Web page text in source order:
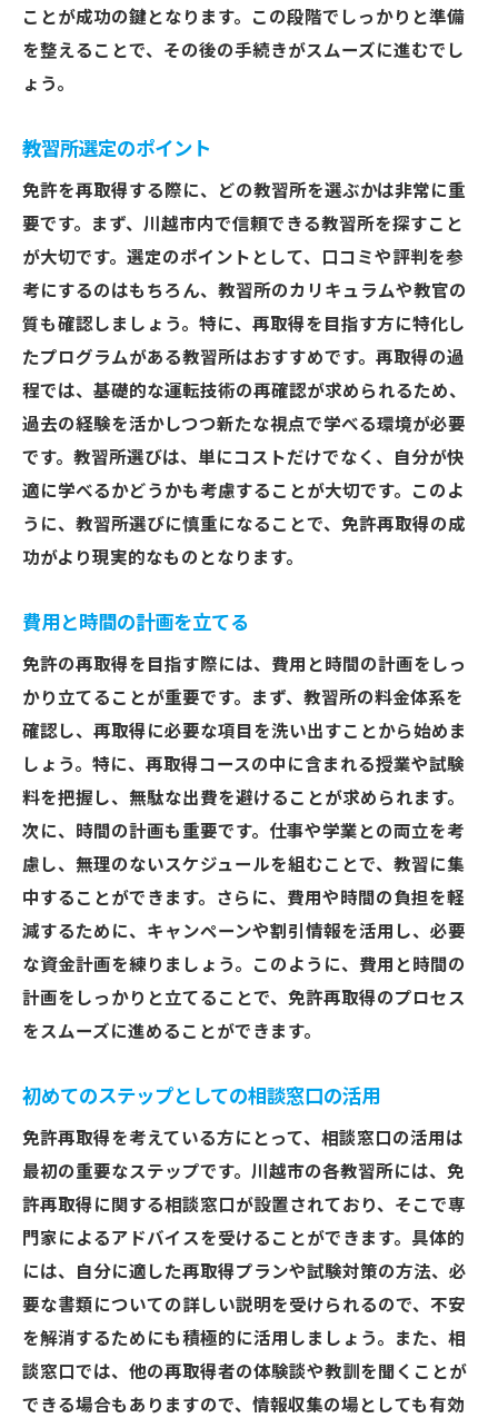
モチベーションを保つためのヒント
効率的な学習方法の見つけ方
新しい交通手段としての免許活用
川越市でのドライブスポット紹介
通勤通学の選択肢を広げる
地域でのイベント参加で広がる交流
新しいライフスタイルの提案
川越市での免許再取得完了後に得られる新生活
行動範囲が広がるメリット
家族や友人との時間を増やす
日常生活の充実と効率化
免許取得がもたらす自信と自由
ことが成功の鍵となります。この段階でしっかりと準備
を整えることで、その後の手続きがスムーズに進むでし
ょう。
教習所選定のポイント
免許を再取得する際に、どの教習所を選ぶかは非常に重
要です。まず、川越市内で信頼できる教習所を探すこと
が大切です。選定のポイントとして、口コミや評判を参
考にするのはもちろん、教習所のカリキュラムや教官の
質も確認しましょう。特に、再取得を目指す方に特化し
たプログラムがある教習所はおすすめです。再取得の過
程では、基礎的な運転技術の再確認が求められるため、
過去の経験を活かしつつ新たな視点で学べる環境が必要
です。教習所選びは、単にコストだけでなく、自分が快
適に学べるかどうかも考慮することが大切です。このよ
うに、教習所選びに慎重になることで、免許再取得の成
功がより現実的なものとなります。
費用と時間の計画を立てる
免許の再取得を目指す際には、費用と時間の計画をしっ
かり立てることが重要です。まず、教習所の料金体系を
確認し、再取得に必要な項目を洗い出すことから始めま
しょう。特に、再取得コースの中に含まれる授業や試験
料を把握し、無駄な出費を避けることが求められます。
次に、時間の計画も重要です。仕事や学業との両立を考
慮し、無理のないスケジュールを組むことで、教習に集
中することができます。さらに、費用や時間の負担を軽
減するために、キャンペーンや割引情報を活用し、必要
な資金計画を練りましょう。このように、費用と時間の
計画をしっかりと立てることで、免許再取得のプロセス
をスムーズに進めることができます。
初めてのステップとしての相談窓口の活用
免許再取得を考えている方にとって、相談窓口の活用は
最初の重要なステップです。川越市の各教習所には、免
許再取得に関する相談窓口が設置されており、そこで専
門家によるアドバイスを受けることができます。具体的
には、自分に適した再取得プランや試験対策の方法、必
要な書類についての詳しい説明を受けられるので、不安
を解消するためにも積極的に活用しましょう。また、相
談窓口では、他の再取得者の体験談や教訓を聞くことが
できる場合もありますので、情報収集の場としても有効